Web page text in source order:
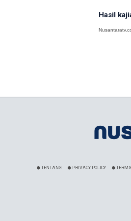
Hasil
TENTANG PRIVACY POLICY